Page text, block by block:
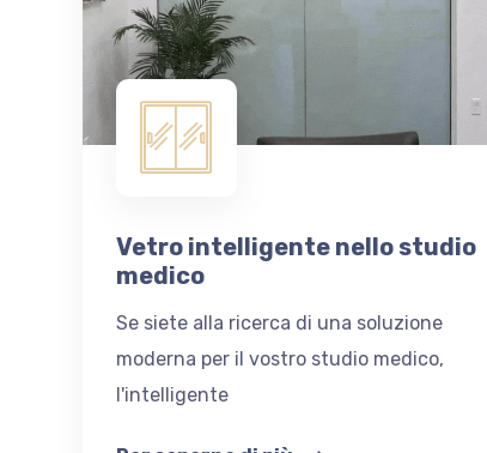
Vetro intelligente nello studio
medico
Se siete alla ricerca di una soluzione
moderna per il vostro studio medico,
l'intelligente